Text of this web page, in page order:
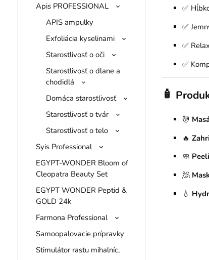
Apis PROFESSIONAL
APIS ampulky
Exfoliácia kyselinami
Starostlivosť o oči
Starostlivosť o dlane a
chodidlá
Domáca starostlivosť
Starostlivosť o tvár
Starostlivosť o telo
Syis Professional
EGYPT-WONDER Bloom of
Cleopatra Beauty Set
EGYPT WONDER Peptid &
GOLD 24k
Farmona Professional
Samoopalovacie prípravky
Stimulátor rastu mihalníc,
✅
✅
✅
✅
🧴
💆
🔥
🧼
🧖
💧